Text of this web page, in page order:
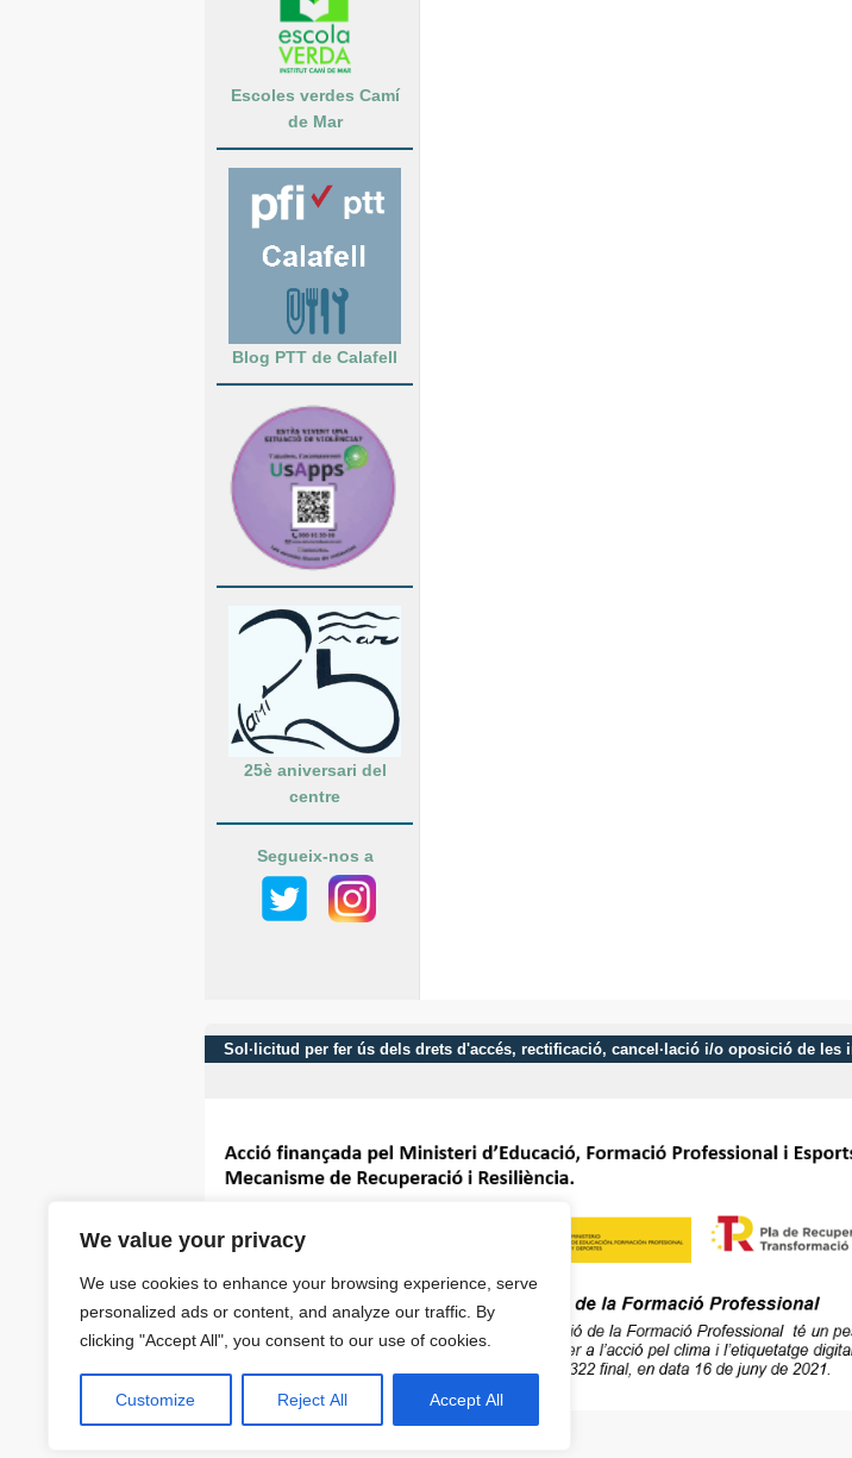
We value your privacy
We use cookies to enhance your browsing experience, serve
personalized ads or content, and analyze our traffic. By
clicking "Accept All", you consent to our use of cookies.
Customize Reject All Accept All
Escoles verdes Camí
de Mar
Blog PTT de Calafell
25è aniversari del
centre
Segueix-nos a
Sol·licitud per fer ús dels drets d'accés, rectificació, cancel·lació i/o oposició de